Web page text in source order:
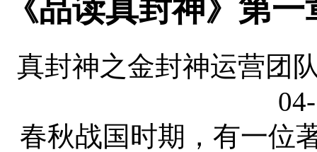
《品读真封神》第一
真封神之金封神运营团
春秋战国时期，有一位